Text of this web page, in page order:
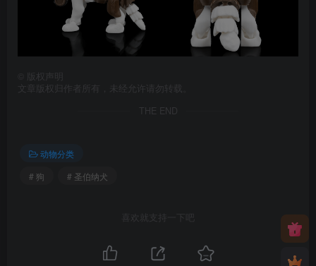
版权声明
文章版权归作者所有，未经允许请勿转载。
THE END
动物分类
# 狗
# 圣伯纳犬
喜欢就支持一下吧